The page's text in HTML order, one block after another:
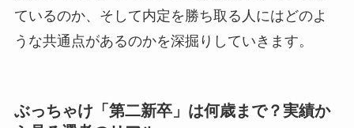
ているのか、そして内定を勝ち取る人にはどのよ
うな共通点があるのかを深掘りしていきます。
ぶっちゃけ「第二新卒」は何歳まで？実績か